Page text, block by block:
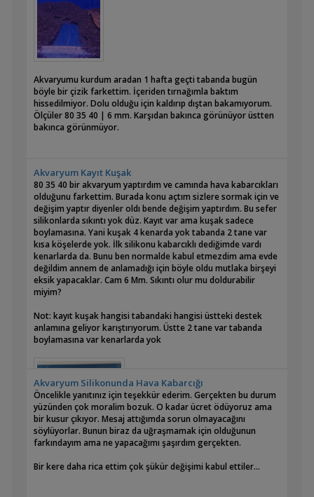
Akvaryumu kurdum aradan 1 hafta geçti tabanda bugün
böyle bir çizik farkettim. İçeriden tırnağımla baktım
hissedilmiyor. Dolu olduğu için kaldırıp dıştan bakamıyorum.
Ölçüler 80 35 40 | 6 mm. Karşıdan bakınca görünüyor üstten
bakınca görünmüyor.
Akvaryum Kayıt Kuşak
80 35 40 bir akvaryum yaptırdım ve camında hava kabarcıkları
olduğunu farkettim. Burada konu açtım sizlere sormak için ve
değişim yaptır diyenler oldı bende değişim yaptırdım. Bu sefer
silikonlarda sıkıntı yok düz. Kayıt var ama kuşak sadece
boylamasına. Yani kuşak 4 kenarda yok tabanda 2 tane var
kısa köşelerde yok. İlk silikonu kabarcıklı dediğimde vardı
kenarlarda da. Bunu ben normalde kabul etmezdim ama evde
değildim annem de anlamadığı için böyle oldu mutlaka birşeyi
eksik yapacaklar. Cam 6 Mm. Sıkıntı olur mu doldurabilir
miyim?
Not: kayıt kuşak hangisi tabandaki hangisi üstteki destek
anlamına geliyor karıştırıyorum. Üstte 2 tane var tabanda
boylamasına var kenarlarda yok
Akvaryum Silikonunda Hava Kabarcığı
Öncelikle yanıtınız için teşekkür ederim. Gerçekten bu durum
yüzünden çok moralim bozuk. O kadar ücret ödüyoruz ama
bir kusur çıkıyor. Mesaj attığımda sorun olmayacağını
söylüyorlar. Bunun biraz da uğraşmamak için olduğunun
farkındayım ama ne yapacağımı şaşırdım gerçekten.
Bir kere daha rica ettim çok şükür değişimi kabul ettiler...